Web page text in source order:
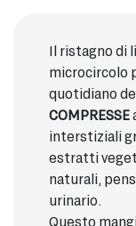
Il ristagno di
microcircolo
quotidiano
COMPRESSE
interstiziali
estratti
naturali,
urinario.
Questo